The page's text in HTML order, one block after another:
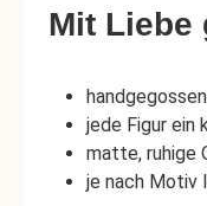
Mit Liebe
jede Figur ein
matte, ruhige
je nach Motiv